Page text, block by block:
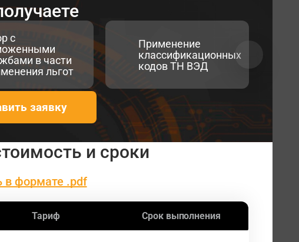
с
в части
льгот
Применение
классификационных
кодов ТН ВЭД
заявку
и сроки
в формате .pdf
Тариф Срок выполнения